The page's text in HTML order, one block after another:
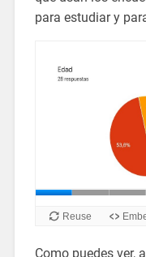
para estudiar y
Como puedes ver,